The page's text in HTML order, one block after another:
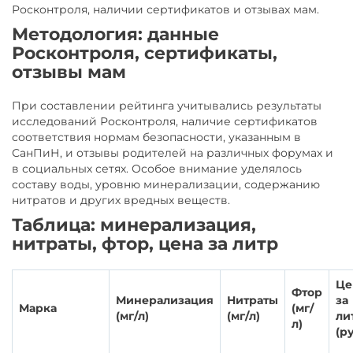
Росконтроля, наличии сертификатов и отзывах мам.
Методология: данные
Росконтроля, сертификаты,
отзывы мам
При составлении рейтинга учитывались результаты
исследований Росконтроля, наличие сертификатов
соответствия нормам безопасности, указанным в
СанПиН, и отзывы родителей на различных форумах и
в социальных сетях. Особое внимание уделялось
составу воды, уровню минерализации, содержанию
нитратов и других вредных веществ.
Таблица: минерализация,
нитраты, фтор, цена за литр
Марка
Минерализация
(мг/л)
Нитраты
(мг/л)
Фтор
(мг/
л)
за